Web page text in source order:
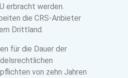
erbracht werden.
die CRS-Anbieter
Drittland.
für die Dauer der
von zehn Jahren